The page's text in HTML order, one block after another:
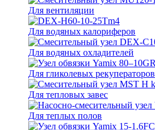
Для вентиляции
Для водяных калориферов
Для водяных охладителей
Для гликолевых рекуператоров
Для тепловых завес
Для теплых полов